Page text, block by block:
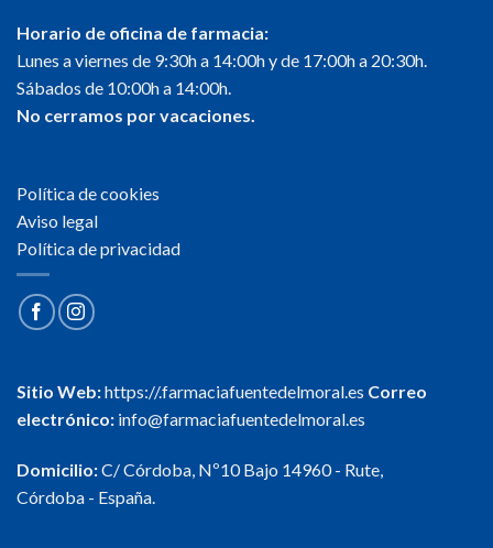
Horario de oficina de farmacia:
Lunes a viernes de 9:30h a 14:00h y de 17:00h a 20:30h.
Sábados de 10:00h a 14:00h.
No cerramos por vacaciones.
Política de cookies
Aviso legal
Política de privacidad
Sitio Web:https://.farmaciafuentedelmoral.es Correo
electrónico: info@farmaciafuentedelmoral.es
Domicilio:C/ Córdoba, Nº10 Bajo 14960 - Rute,
Córdoba - España.